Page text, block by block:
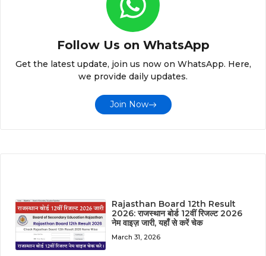
Follow Us on WhatsApp
Get the latest update, join us now on WhatsApp. Here,
we provide daily updates.
Join Now
Rajasthan Board 12th Result
2026: राजस्थान बोर्ड 12वीं रिजल्ट 2026
नेम वाइज़ जारी, यहाँ से करें चेक
March 31, 2026